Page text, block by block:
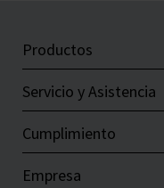
Productos
Servicio y Asistencia
Cumplimiento
Empresa